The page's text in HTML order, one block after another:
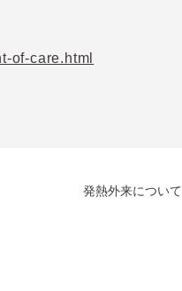
of-care.html
発熱外来について